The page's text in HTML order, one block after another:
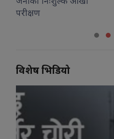
परीक्षण
विशेष भिडियो